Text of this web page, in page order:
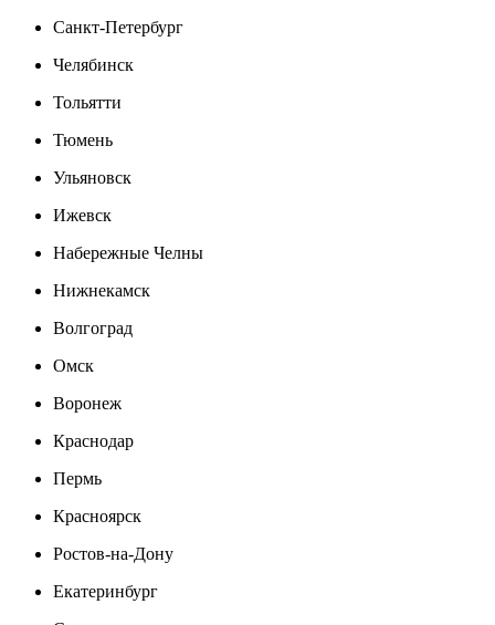
Санкт-Петербург
Челябинск
Тольятти
Тюмень
Ульяновск
Ижевск
Набережные Челны
Нижнекамск
Волгоград
Омск
Воронеж
Краснодар
Пермь
Красноярск
Ростов-на-Дону
Екатеринбург